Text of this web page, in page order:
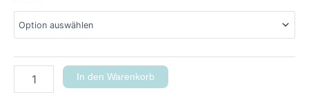
In den Warenkorb